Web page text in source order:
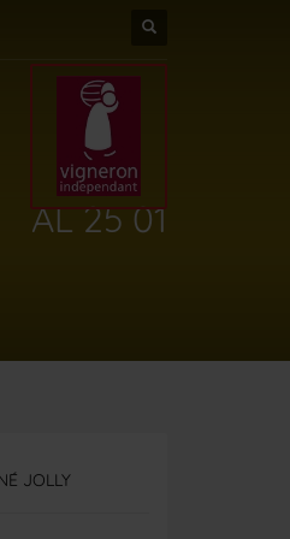
AL 25 01
JOLLY